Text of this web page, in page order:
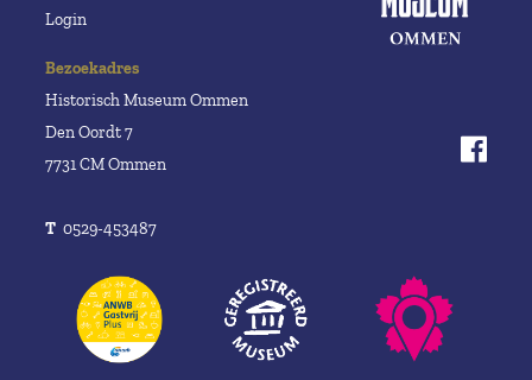
Bezoekadres
Historisch Museum Ommen
Den Oordt 7
7731 CM Ommen
T 0529-453487
Login